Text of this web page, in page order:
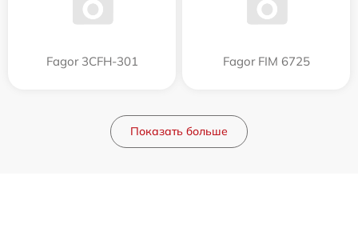
Fagor 3CFH-301 Fagor FIM 6725
Показать больше